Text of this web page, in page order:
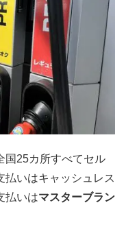
国25カ所すべてセル
払いはキャッシュレス
払いはマスターブラン